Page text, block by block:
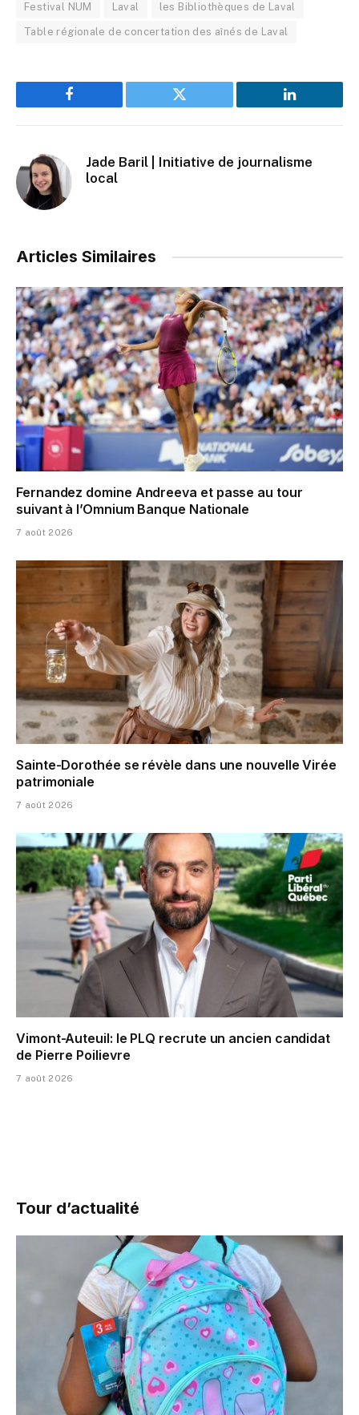
Festival NUM Laval les Bibliothèques de Laval
Table régionale de concertation des aînés de Laval
Facebook Twitter LinkedIn
Jade Baril | Initiative de journalisme
local
Articles Similaires
Fernandez domine Andreeva et passe au tour
suivant à l’Omnium Banque Nationale
7 août 2026
Sainte-Dorothée se révèle dans une nouvelle Virée
patrimoniale
7 août 2026
Vimont-Auteuil: le PLQ recrute un ancien candidat
de Pierre Poilievre
7 août 2026
Tour d’actualité